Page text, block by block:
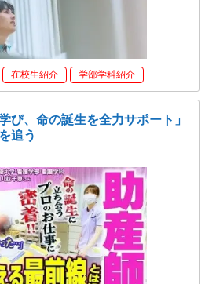
在校生紹介 学部学科紹介
び、命の誕生を全力サポート」
追う